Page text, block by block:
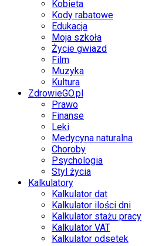
Kobieta
Kody rabatowe
Edukacja
Moja szkoła
Życie gwiazd
Film
Muzyka
Kultura
ZdrowieGO.pl
Prawo
Finanse
Leki
Medycyna naturalna
Choroby
Psychologia
Styl życia
Kalkulatory
Kalkulator dat
Kalkulator ilości dni
Kalkulator stażu pracy
Kalkulator VAT
Kalkulator odsetek